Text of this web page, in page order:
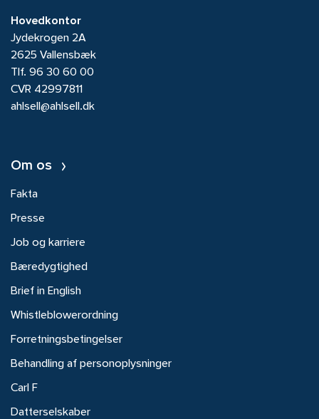
Hovedkontor
Jydekrogen 2A
2625 Vallensbæk
Tlf. 96 30 60 00
CVR 42997811
ahlsell@ahlsell.dk
Om os
Fakta
Presse
Job og karriere
Bæredygtighed
Brief in English
Whistleblowerordning
Forretningsbetingelser
Behandling af personoplysninger
Carl F
Datterselskaber